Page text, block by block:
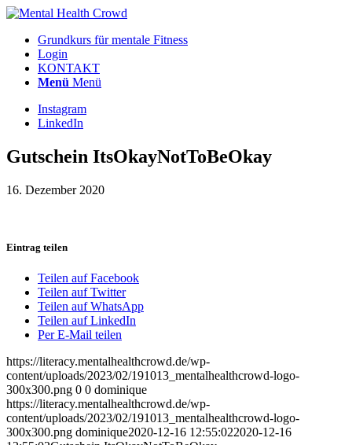
Grundkurs für mentale Fitness
Login
KONTAKT
Menü Menü
Instagram
LinkedIn
Gutschein ItsOkayNotToBeOkay
16. Dezember 2020
Eintrag teilen
Teilen auf Facebook
Teilen auf Twitter
Teilen auf WhatsApp
Teilen auf LinkedIn
Per E-Mail teilen
https://literacy.mentalhealthcrowd.de/wp-
content/uploads/2023/02/191013_mentalhealthcrowd-logo-
300x300.png 0 0 dominique
https://literacy.mentalhealthcrowd.de/wp-
content/uploads/2023/02/191013_mentalhealthcrowd-logo-
300x300.png dominique2020-12-16 12:55:022020-12-16